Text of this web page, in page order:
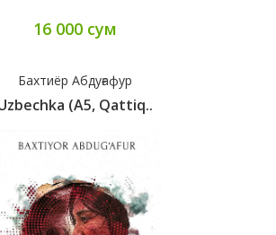
16 000 сум
Бахтиёр Абдуғафур
(А5, Qattiq..